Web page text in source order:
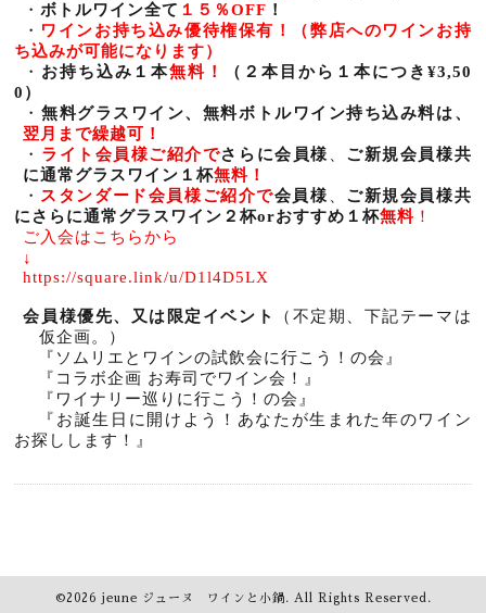
・ボトルワイン全て １５％OFF ！
・ ワインお持ち込み優待権保有！
（弊店へのワインお持
ち込みが可能になります）
・ お持ち込み１本無料！ （２本目から１本につき ¥3,50
0 ）
・ 無料グラスワイン、無料ボトルワイン持ち込み料は、
翌月まで繰越可！
・ ライト会員様ご紹介でさらに会員様 、 ご新規会員様共
に通常グラスワイン１杯無料！
・ スタンダード会員様ご紹介で会員様 、 ご新規会員様共
にさらに通常グラスワイン２杯orおすすめ１杯無料 ！
ご入会はこちらから
↓
https://square.link/u/D1l4D5LX
会員様優先、又は限定イベント
（不定期、下記テーマは
仮企画。）
『ソムリエとワインの試飲会に行こう！の会』
『コラボ企画 お寿司でワイン会！』
『ワイナリー巡りに行こう！の会』
『お誕生日に開けよう！あなたが生まれた年のワイン
お探しします！』
©2026 jeune ジューヌ ワインと小鍋. All Rights Reserved.